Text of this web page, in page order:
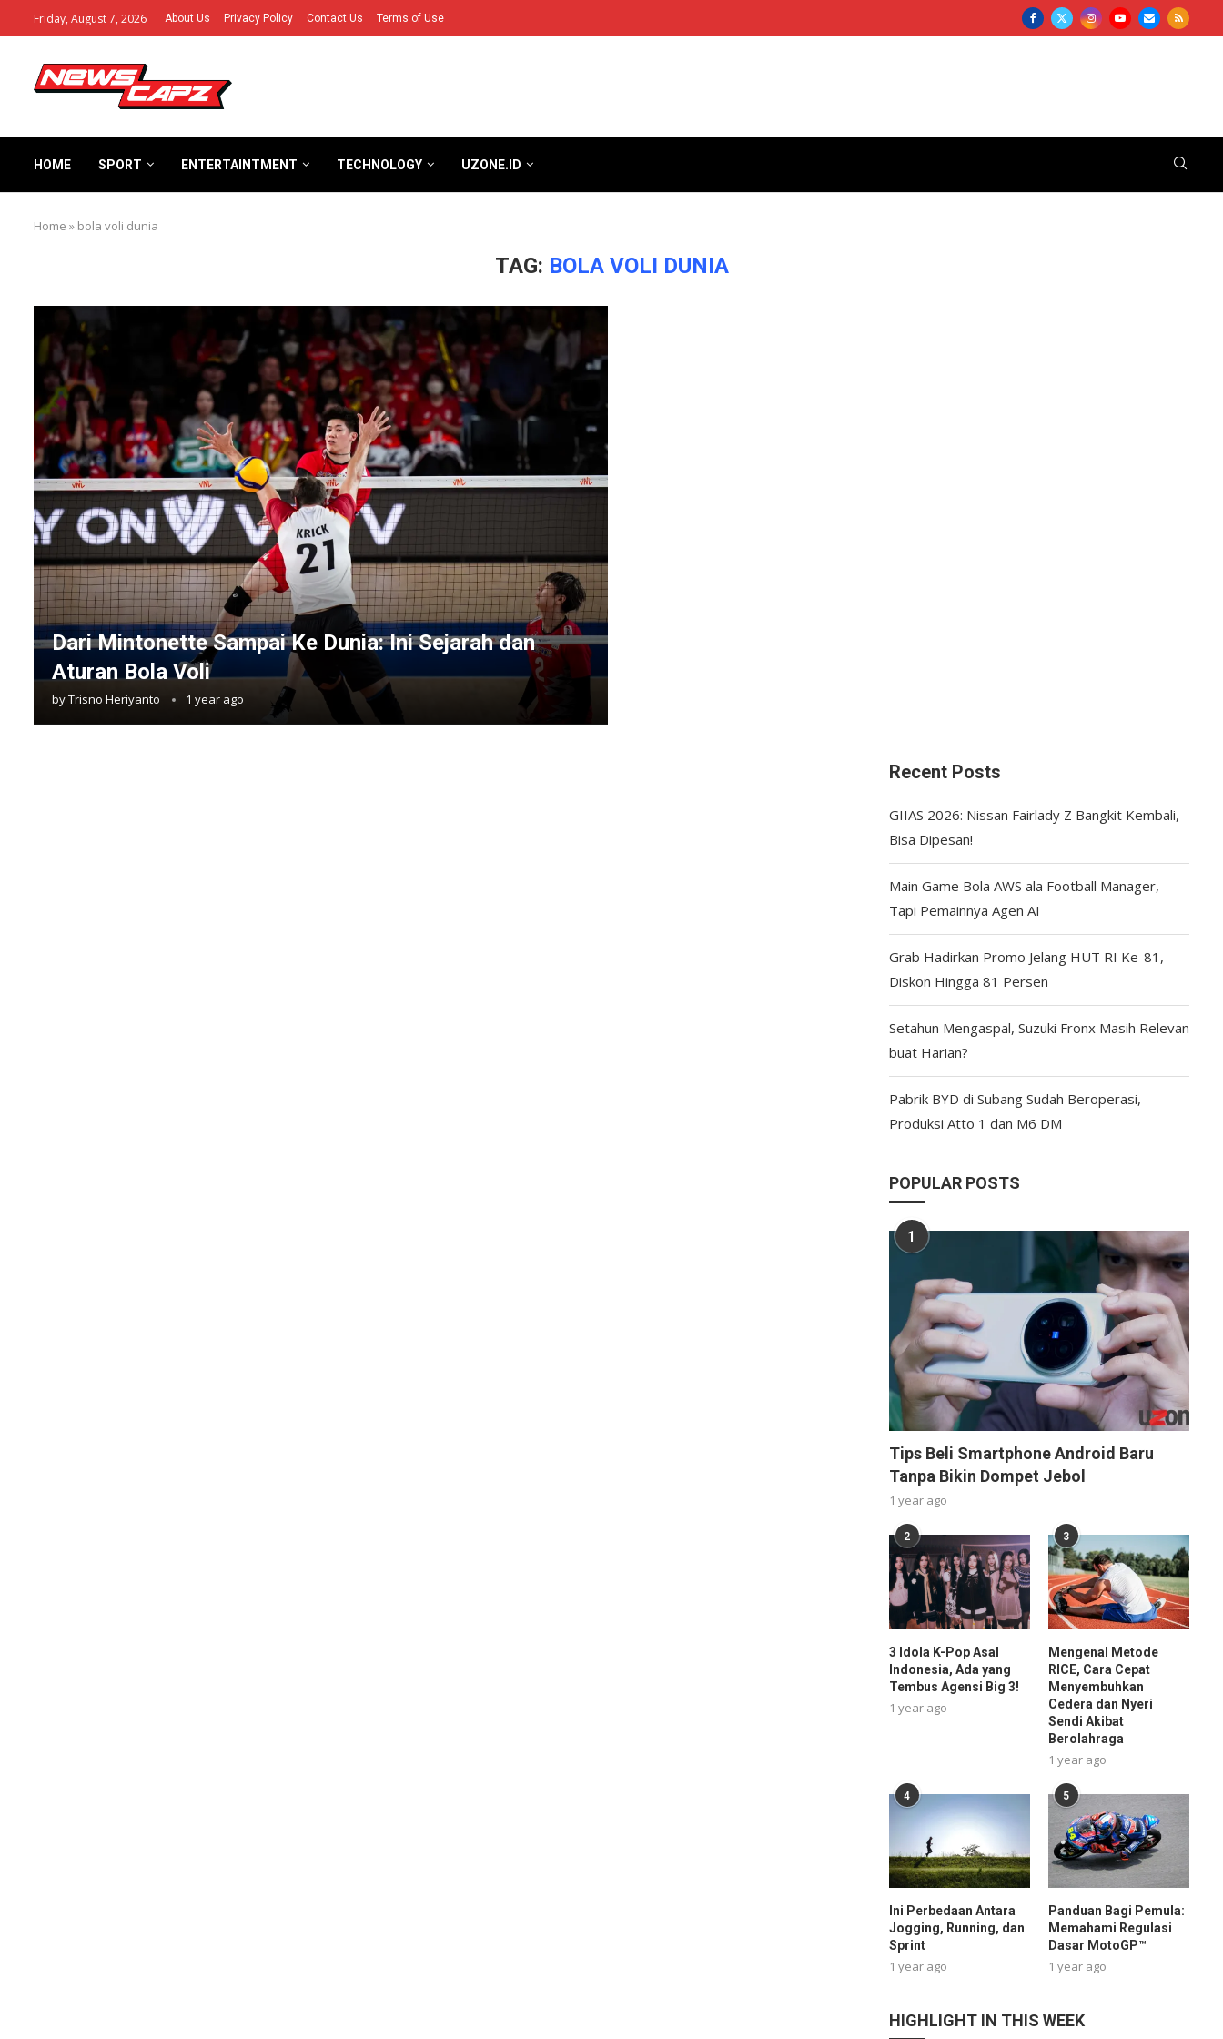
Friday, August 7, 2026 About Us Privacy Policy Contact Us Terms of Use
HOME SPORT ENTERTAINTMENT TECHNOLOGY UZONE.ID
Home » bola voli dunia
TAG: BOLA VOLI DUNIA
Dari Mintonette Sampai Ke Dunia: Ini Sejarah dan
Aturan Bola Voli
byTrisno Heriyanto 1 year ago
Recent Posts
GIIAS 2026: Nissan Fairlady Z Bangkit Kembali,
Bisa Dipesan!
Main Game Bola AWS ala Football Manager,
Tapi Pemainnya Agen AI
Grab Hadirkan Promo Jelang HUT RI Ke-81,
Diskon Hingga 81 Persen
Setahun Mengaspal, Suzuki Fronx Masih Relevan
buat Harian?
Pabrik BYD di Subang Sudah Beroperasi,
Produksi Atto 1 dan M6 DM
POPULAR POSTS
1
Tips Beli Smartphone Android Baru
Tanpa Bikin Dompet Jebol
1 year ago
2
3 Idola K-Pop Asal
Indonesia, Ada yang
Tembus Agensi Big 3!
1 year ago
3
Mengenal Metode
RICE, Cara Cepat
Menyembuhkan
Cedera dan Nyeri
Sendi Akibat
Berolahraga
1 year ago
4
Ini Perbedaan Antara
Jogging, Running, dan
Sprint
1 year ago
5
Panduan Bagi Pemula:
Memahami Regulasi
Dasar MotoGP™
1 year ago
HIGHLIGHT IN THIS WEEK